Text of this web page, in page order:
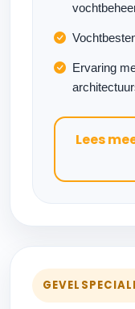
Ervaring
Lees